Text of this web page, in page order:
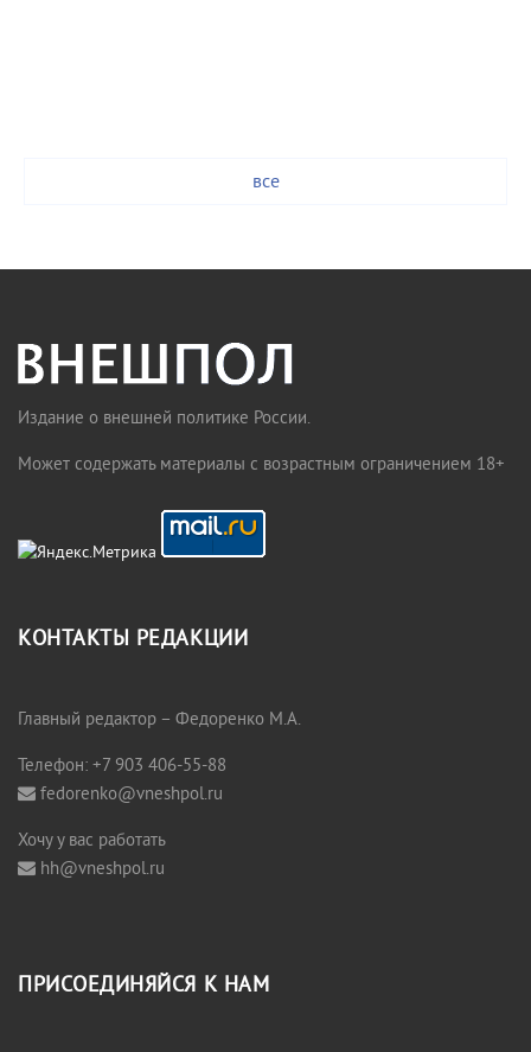
все
Издание о внешней политике России.
Может содержать материалы с возрастным ограничением 18+
КОНТАКТЫ РЕДАКЦИИ
Главный редактор – Федоренко М.А.
Телефон: +7 903 406-55-88
fedorenko@vneshpol.ru
Хочу у вас работать
hh@vneshpol.ru
ПРИСОЕДИНЯЙСЯ К НАМ